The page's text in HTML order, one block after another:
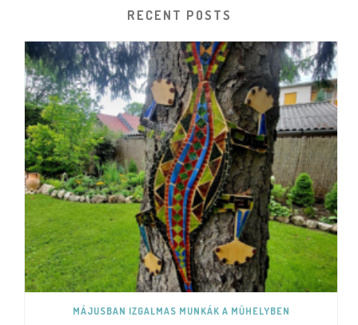
RECENT POSTS
MÁJUSBAN IZGALMAS MUNKÁK A MŰHELYBEN